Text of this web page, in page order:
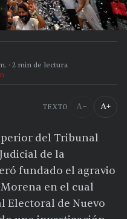
· 2 min de lectura
TEXTO A− A+
del Tribunal
de la
fundado el agravio
en el cual
Electoral de Nuevo